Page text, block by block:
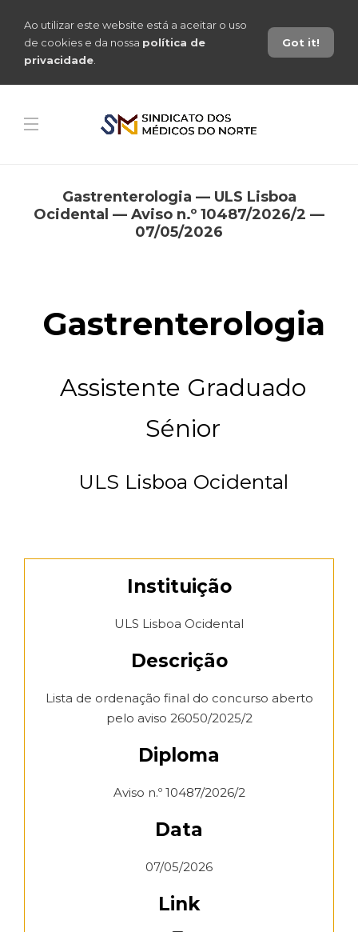
Ao utilizar este website está a aceitar o uso
de cookies e da nossa política de
privacidade
Got it!
Gastrenterologia — ULS Lisboa
Ocidental — Aviso n.º 10487/2026/2 —
07/05/2026
Gastrenterologia
Assistente Graduado
Sénior
ULS Lisboa Ocidental
Instituição
ULS Lisboa Ocidental
Descrição
Lista de ordenação final do concurso aberto
pelo aviso 26050/2025/2
Diploma
Aviso n.º 10487/2026/2
Data
07/05/2026
Link